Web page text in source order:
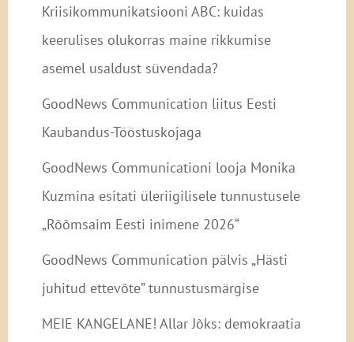
Kriisikommunikatsiooni ABC: kuidas
keerulises olukorras maine rikkumise
asemel usaldust süvendada?
GoodNews Communication liitus Eesti
Kaubandus-Tööstuskojaga
GoodNews Communicationi looja Monika
Kuzmina esitati üleriigilisele tunnustusele
„Rõõmsaim Eesti inimene 2026“
GoodNews Communication pälvis „Hästi
juhitud ettevõte” tunnustusmärgise
MEIE KANGELANE! Allar Jõks: demokraatia